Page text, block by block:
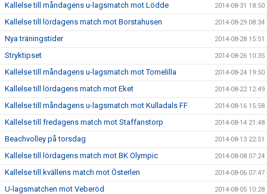
Kallelse till måndagens u-lagsmatch mot Lödde 2014-08-31 18:50
Kallelse till lördagens match mot Borstahusen 2014-08-29 08:34
Nya träningstider 2014-08-28 15:51
Stryktipset 2014-08-26 10:35
Kallelse till måndagens u-lagsmatch mot Tomelilla 2014-08-24 19:50
Kallelse till lördagens match mot Eket 2014-08-22 12:49
Kallelse till måndagens u-lagsmatch mot Kulladals FF 2014-08-16 15:58
Kallelse till fredagens match mot Staffanstorp 2014-08-14 21:48
Beachvolley på torsdag 2014-08-13 22:51
Kallelse till lördagens match mot BK Olympic 2014-08-08 07:24
Kallelse till kvällens match mot Österlen 2014-08-06 07:47
U-lagsmatchen mot Veberöd 2014-08-05 10:28